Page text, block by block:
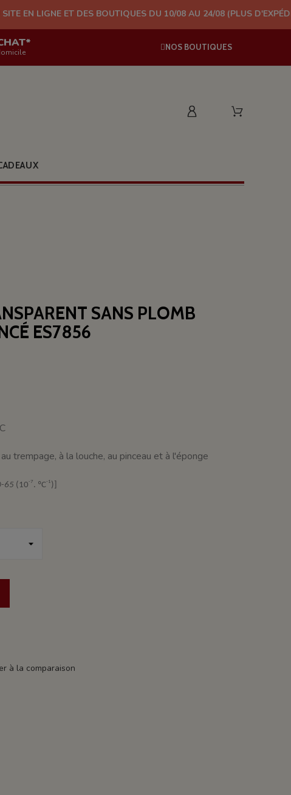
ET DES BOUTIQUES DU 10/08 AU 24/08 (PLUS D'EXPÉDITION À
NOS BOUTIQUES
SANS PLOMB
ES7856
trempage, à la louche, au pinceau et à l'éponge
65 (10-7 . ºC-1 )]
à la comparaison